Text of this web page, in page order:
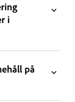
i
på